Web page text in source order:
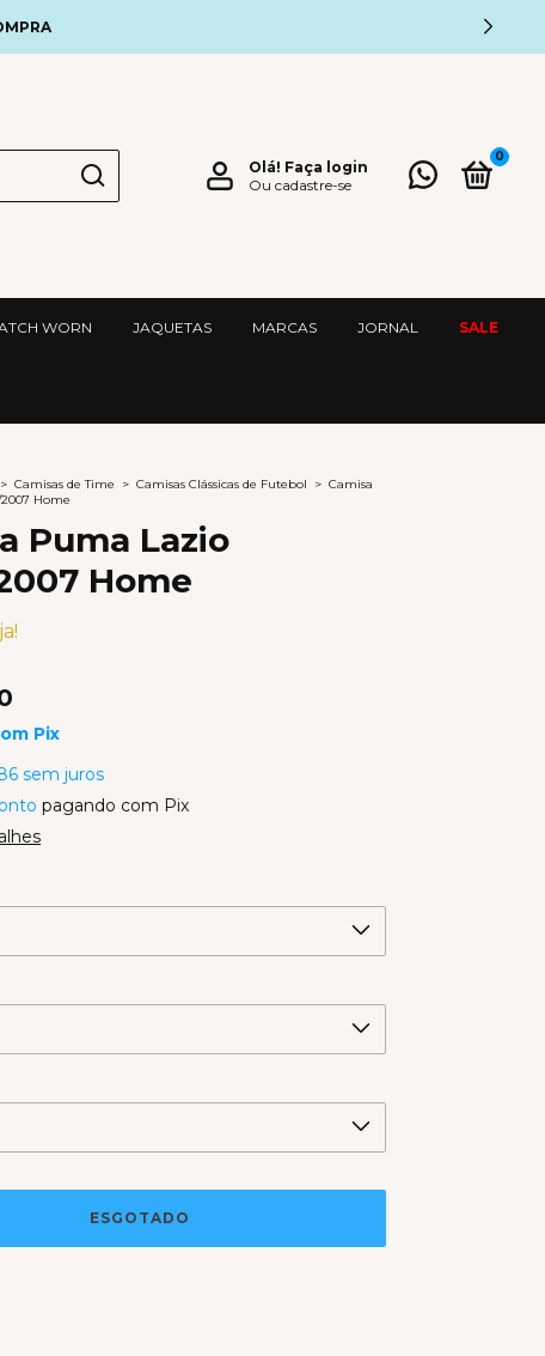
Olá! Faça login
Ou cadastre-se
0
WORN JAQUETAS MARCAS JORNAL SALE
> Camisas de Time > Camisas Clássicas de Futebol > Camisa
Home
Puma Lazio
Home
Pix
sem juros
pagando com Pix